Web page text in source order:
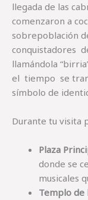
llegada de las
comenzaron a
sobrepoblación
conquistadores
llamándola
el tiempo se
símbolo de
Durante tu visita
Plaza
donde se
musicales
Templo de